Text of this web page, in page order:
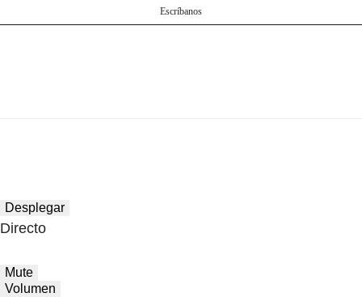
Escríbanos
Desplegar
Directo
Mute
Volumen